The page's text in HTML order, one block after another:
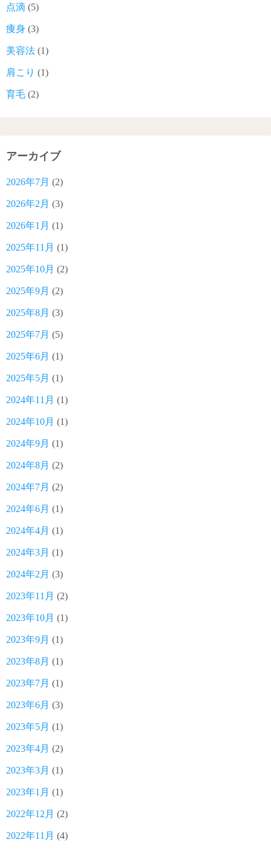
点滴 (5)
痩身 (3)
美容法 (1)
肩こり (1)
育毛 (2)
アーカイブ
2026年7月 (2)
2026年2月 (3)
2026年1月 (1)
2025年11月 (1)
2025年10月 (2)
2025年9月 (2)
2025年8月 (3)
2025年7月 (5)
2025年6月 (1)
2025年5月 (1)
2024年11月 (1)
2024年10月 (1)
2024年9月 (1)
2024年8月 (2)
2024年7月 (2)
2024年6月 (1)
2024年4月 (1)
2024年3月 (1)
2024年2月 (3)
2023年11月 (2)
2023年10月 (1)
2023年9月 (1)
2023年8月 (1)
2023年7月 (1)
2023年6月 (3)
2023年5月 (1)
2023年4月 (2)
2023年3月 (1)
2023年1月 (1)
2022年12月 (2)
2022年11月 (4)